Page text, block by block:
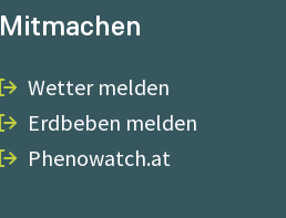
Mitmachen
Wetter melden
Erdbeben melden
Phenowatch.at